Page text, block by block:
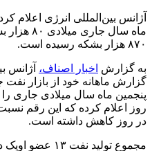
آژانس بین‌المللی انرژی اعلام
۸۷۰ هزار بشکه رسیده است.
به گزارش اخبار اصناف، آژانس
گزارش ماهانه خود از بازار نفت
در روز کاهش داشته است.